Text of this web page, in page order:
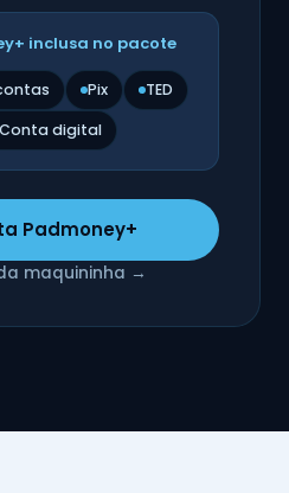
inclusa no pacote
Pix
TED
Conta digital
Padmoney+
maquininha →